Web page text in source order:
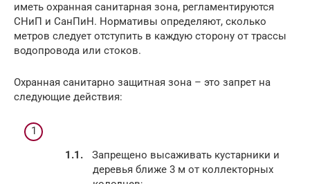
иметь охранная санитарная зона, регламентируются
СНиП и СанПиН. Нормативы определяют, сколько
метров следует отступить в каждую сторону от трассы
водопровода или стоков.
Охранная санитарно защитная зона – это запрет на
следующие действия:
Запрещено высаживать кустарники и
деревья ближе 3 м от коллекторных